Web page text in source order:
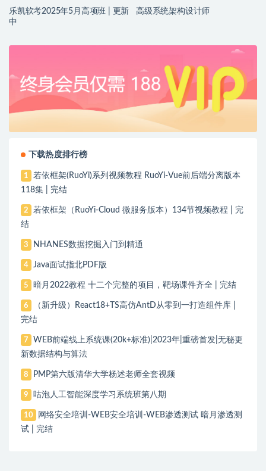
乐凯软考2025年5月高项班 | 更新
中
高级系统架构设计师
下载热度排行榜
1
若依框架(RuoYi)系列视频教程 RuoYi-Vue前后端分离版本
118集 | 完结
2
若依框架（RuoYi-Cloud 微服务版本）134节视频教程 | 完
结
3 NHANES数据挖掘入门到精通
4 Java面试指北PDF版
5 暗月2022教程 十二个完整的项目，靶场课件齐全 | 完结
6
（新升级）React18+TS高仿AntD从零到一打造组件库 |
完结
7
WEB前端线上系统课(20k+标准)|2023年|重磅首发|无秘更
新数据结构与算法
8 PMP第六版清华大学杨述老师全套视频
9 咕泡人工智能深度学习系统班第八期
10
网络安全培训-WEB安全培训-WEB渗透测试 暗月渗透测
试 | 完结